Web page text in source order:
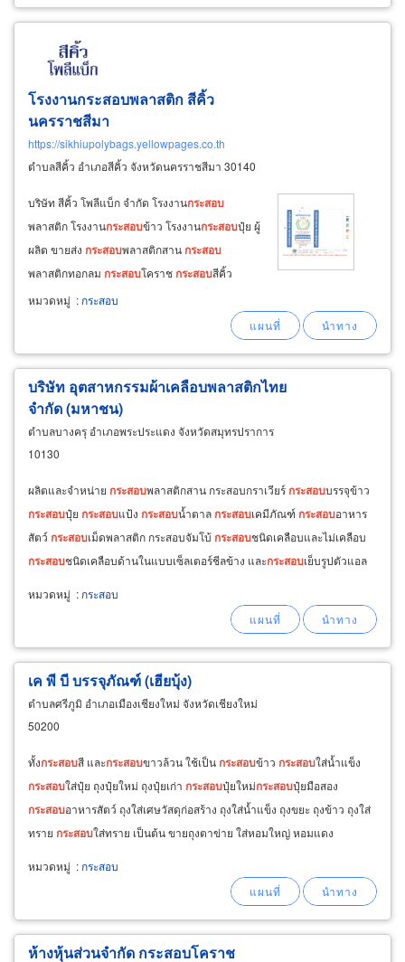
โรงงานกระสอบพลาสติก สีคิ้ว
นครราชสีมา
https://sikhiupolybags.yellowpages.co.th
ตำบลสีคิ้ว อำเภอสีคิ้ว จังหวัดนครราชสีมา 30140
บริษัท สีคิ้ว โพลีแบ็ก จำกัด โรงงานกระสอบ
พลาสติก โรงงานกระสอบข้าว โรงงานกระสอบปุ๋ย ผู้
ผลิต ขายส่ง กระสอบพลาสติกสาน กระสอบ
พลาสติกทอกลม กระสอบโคราช กระสอบสีคิ้ว
นครราชสีมา โรงงาน
เย็บขนาดตามความต้องการของลูกค้า พร้อมงาน
ข้าว สำหรับใส่ผลผลิตจากชาวนา
หมวดหมู่ : กระสอบ
บริษัท อุตสาหกรรมผ้าเคลือบพลาสติกไทย
จำกัด (มหาชน)
ตำบลบางครุ อำเภอพระประแดง จังหวัดสมุทรปราการ
10130
ผลิตและจำหน่าย กระสอบพลาสติกสาน กระสอบกราเวียร์ กระสอบบรรจุข้าว
กระสอบปุ๋ย กระสอบแป้ง กระสอบน้ำตาล กระสอบเคมีภัณฑ์ กระสอบอาหาร
สัตว์ กระสอบเม็ดพลาสติก กระสอบจัมโบ้ กระสอบชนิดเคลือบและไม่เคลือบ
กระสอบชนิดเคลือบด้านในแบบเซ็ลเตอร์ชีลข้าง และกระสอบเย็บรูปตัวแอล
หมวดหมู่ : กระสอบ
เค พี บี บรรจุภัณฑ์ (เฮียบุ้ง)
ตำบลศรีภูมิ อำเภอเมืองเชียงใหม่ จังหวัดเชียงใหม่
50200
ทั้งกระสอบสี และกระสอบขาวล้วน ใช้เป็น กระสอบข้าว กระสอบใส่น้ำแข็ง
กระสอบใส่ปุ๋ย ถุงปุ๋ยใหม่ ถุงปุ๋ยเก่า กระสอบปุ๋ยใหม่กระสอบปุ๋ยมือสอง
กระสอบอาหารสัตว์ ถุงใส่เศษวัสดุก่อสร้าง ถุงใส่น้ำแข็ง ถุงขยะ ถุงข้าว ถุงใส่
ทราย กระสอบใส่ทราย เป็นต้น ขายถุงตาข่าย ใส่หอมใหญ่ หอมแดง
หมวดหมู่ : กระสอบ
ห้างหุ้นส่วนจำกัด กระสอบโคราช